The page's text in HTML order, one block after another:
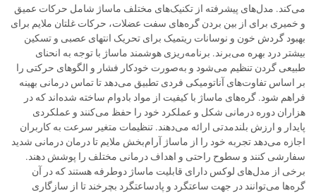
می‌کند. مدل‌های پیشرفته از تکنیک‌های مختلف ماساژ شامل حرکات عمیق
و خمیری برای از بین بردن گره‌های سفت عضلات، حرکات غلتان ملایم برای
بهبود گردش خون و نوسانات ریتمیک برای تحریک انتهای عصبی و تسکین
بیشتر درد بهره می‌برند. برنامه‌ریزی هوشمند ماساژ با توجه به انحنای
طبیعی گردن تنظیم می‌شود و به‌صورت خودکار فشار و الگوهای حرکتی را
بر اساس تفاوت‌های آناتومیکی فردی تطبیق می‌دهد تا تماس درمانی بهینه
فراهم شود. گره‌های ماساژ با کیفیت از مواد بادوام ساخته شده‌اند که در
هزاران دوره درمانی شکل و عملکرد خود را حفظ می‌کنند و عملکردی
پایدار و ارزش بلندمدتی ارائه می‌دهند. تنظیمات متغیر سرعت به کاربران
اجازه می‌دهد تجربه خود را از ماساژ آرام‌بخش ملایم تا درمان درمانی شدید
سفارشی کنند و سطوح راحتی و اهداف درمانی مختلف را پوشش دهند.
برخی از مدل‌های لوکس دارای قابلیت ماساژ دوطرفه هستند که در آن
گره‌ها می‌توانند در جهت ساعتگرد و پادساعتگرد بچرخند تا از سازگاری